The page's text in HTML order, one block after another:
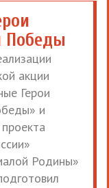
Победы
акции
Герои
и
Родины»